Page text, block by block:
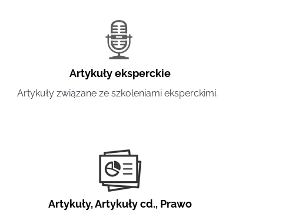
Artykuły eksperckie
Artykuły związane ze szkoleniami eksperckimi.
Artykuły,Artykuły cd., Prawo